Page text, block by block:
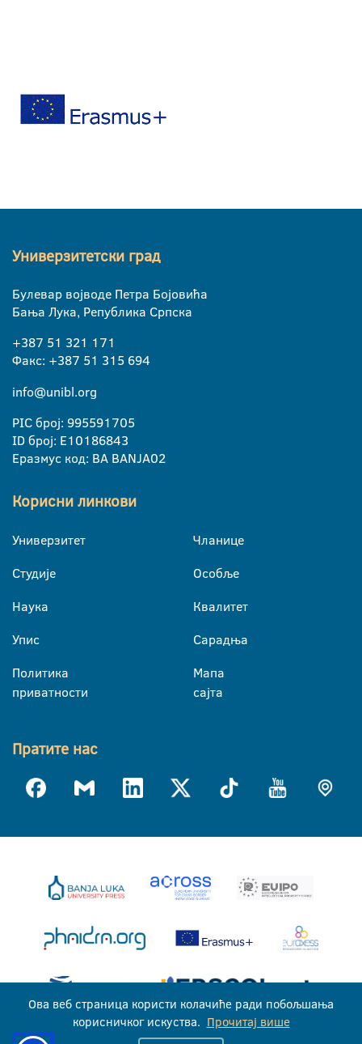
Универзитетски град
Булевар војводе Петра Бојовића
Бања Лука, Република Српска
+387 51 321 171
Факс: +387 51 315 694
info@unibl.org
PIC број: 995591705
ID број: E10186843
Еразмус код: BA BANJA02
Корисни линкови
Универзитет
Студије
Наука
Упис
Политика
приватности
Чланице
Особље
Квалитет
Сарадња
Мапа
сајта
Пратите нас
Ова веб страница користи колачиће ради побољшања
корисничког искуства. Прочитај више